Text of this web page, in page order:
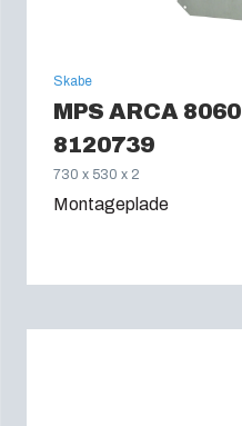
Skabe
MPS ARCA 8060
8120739
730 x 530 x 2
Montageplade